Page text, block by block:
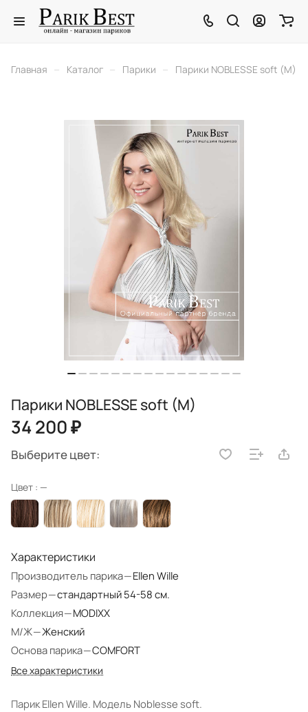
Главная – Каталог – Парики – Парики NOBLESSE soft (M)
Парики NOBLESSE soft (M)
34 200 ₽
Выберите цвет:
Цвет : —
Характеристики
Производитель парика—Ellen Wille
Размер—стандартный 54-58 см.
Коллекция—MODIXX
М/Ж—Женский
Основа парика—COMFORT
Все характеристики
Парик Ellen Wille. Модель Noblesse soft.